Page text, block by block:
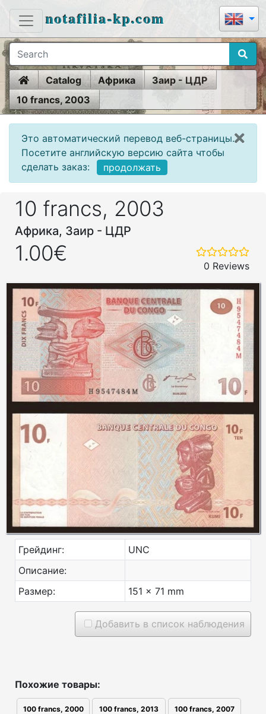
notafilia-kp.com
HomeCatalog Африка
Заир - ЦДР
10 francs, 2003
Это автоматический перевод веб-страницы.
Посетите английскую версию сайта чтобы
сделать заказ:
продолжать
10 francs, 2003
Африка, Заир - ЦДР
1.00€
0 Reviews
Грейдинг:
UNC
Описание:
Размер:
151 x 71 mm
Добавить в список наблюдения
Похожие товары:
100 francs, 2000 100 francs, 2013 100 francs, 2007